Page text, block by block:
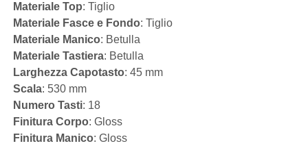
Materiale Top: Tiglio
Materiale Fasce e Fondo: Tiglio
Materiale Manico: Betulla
Materiale Tastiera: Betulla
Larghezza Capotasto: 45 mm
Scala: 530 mm
Numero Tasti: 18
Finitura Corpo: Gloss
Finitura Manico: Gloss